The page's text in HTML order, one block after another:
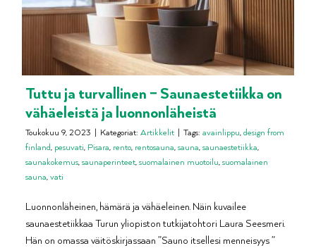
Tuttu ja turvallinen – Saunaestetiikka on
vähäeleistä ja luonnonläheistä
Toukokuu 9, 2023 | Kategoriat: Artikkelit | Tags: avainlippu,design from
finland, pesuvati, Pisara, rento, rentosauna,sauna,saunaestetiikka,
saunakokemus,saunaperinteet,suomalainen muotoilu,suomalainen
sauna,vati
Luonnonläheinen, hämärä ja vähäeleinen. Näin kuvailee
saunaestetiikkaa Turun yliopiston tutkijatohtori Laura Seesmeri.
Hän on omassa väitöskirjassaan ”Sauno itsellesi menneisyys ”